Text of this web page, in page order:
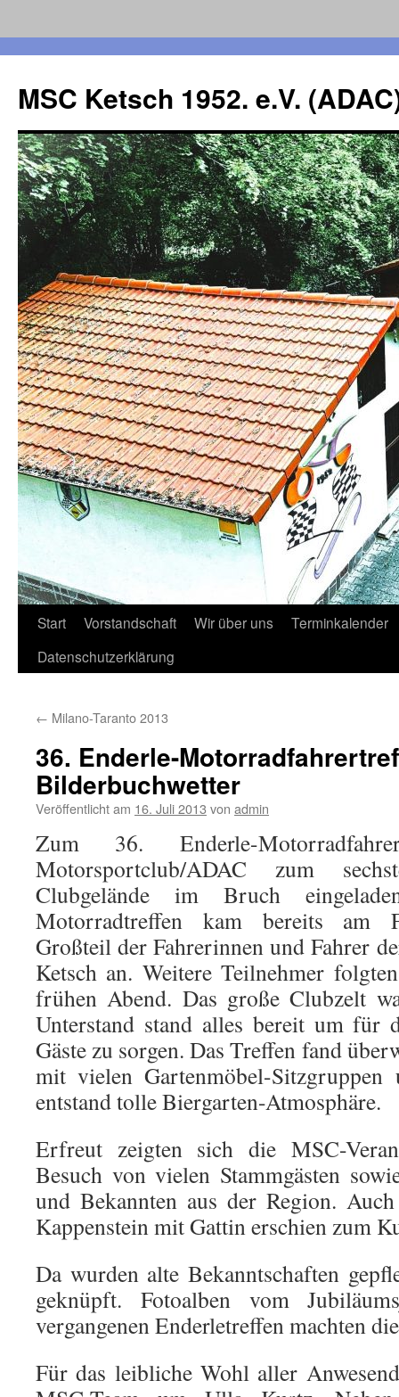
springen
MSC Ketsch 1952. e.V.
Start Vorstandschaft Wir über uns
Terminkalender
Datenschutzerklärung
← Milano-Taranto 2013
36. Enderle-
Bilderbuchwetter
Veröffentlicht am 16. Juli 2013 von admin
Zum 36. Enderle-
Motorsportclub/ADAC zum
Clubgelände im Bruch
Motorradtreffen kam bereits am
Großteil der Fahrerinnen und Fahrer
Ketsch an. Weitere Teilnehmer
frühen Abend. Das große Clubzelt
Unterstand stand alles bereit um für
Gäste zu sorgen. Das Treffen fand
mit vielen Gartenmöbel-Sitzgruppen
entstand tolle Biergarten-Atmosphäre.
Erfreut zeigten sich die MSC-
Besuch von vielen Stammgästen
und Bekannten aus der Region.
Kappenstein mit Gattin erschien zum
Da wurden alte Bekanntschaften
geknüpft. Fotoalben vom
vergangenen Enderletreffen machten
Für das leibliche Wohl aller